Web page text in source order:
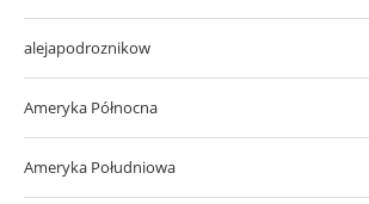
alejapodroznikow
Ameryka Północna
Ameryka Południowa